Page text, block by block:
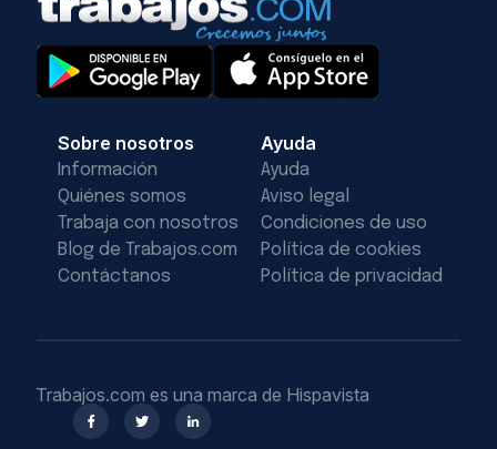
Sobre nosotros
Información
Quiénes somos
Trabaja con nosotros
Blog de Trabajos.com
Contáctanos
Ayuda
Ayuda
Aviso legal
Condiciones de uso
Política de cookies
Política de privacidad
Trabajos.com es una marca de Hispavista